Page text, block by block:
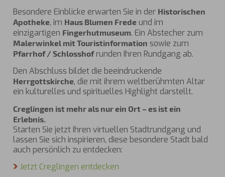
Besondere Einblicke erwarten Sie in der Historischen
Apotheke, im Haus Blumen Fredeund im
einzigartigen Fingerhutmuseum. Ein Abstecher zum
Malerwinkel mit Touristinformation sowie zum
Pfarrhof / Schlosshofrunden Ihren Rundgang ab.
Den Abschluss bildet die beeindruckende
Herrgottskirche, die mit ihrem weltberühmten Altar
ein kulturelles und spirituelles Highlight darstellt.
Creglingen ist mehr als nur ein Ort – es ist ein
Erlebnis.
Starten Sie jetzt Ihren virtuellen Stadtrundgang und
lassen Sie sich inspirieren, diese besondere Stadt bald
auch persönlich zu entdecken:
Jetzt Creglingen entdecken